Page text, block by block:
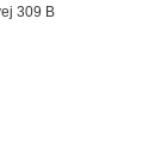
309 B